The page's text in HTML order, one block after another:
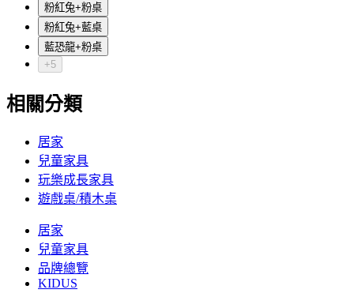
粉紅兔+粉桌
粉紅兔+藍桌
藍恐龍+粉桌
+5
相關分類
居家
兒童家具
玩樂成長家具
遊戲桌/積木桌
居家
兒童家具
品牌總覽
KIDUS